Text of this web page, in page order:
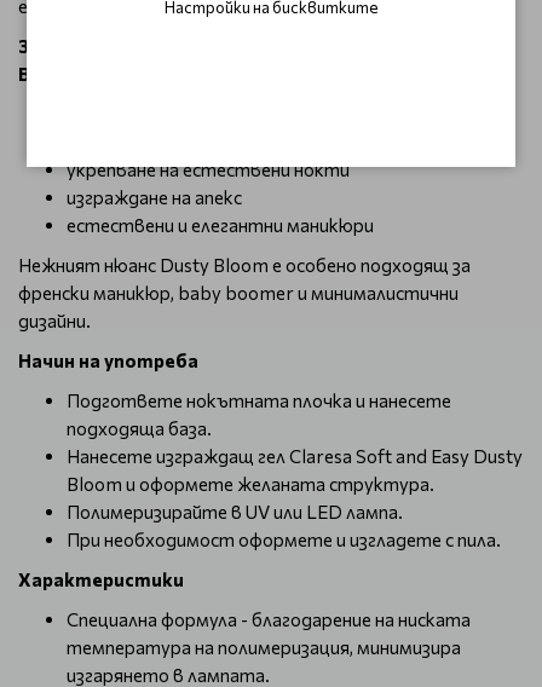
естествен вид на маникюра.
За какво е подходящ Claresa Soft and Easy Dusty
Bloom е отличен избор за:
укрепване на естествени нокти
изграждане на апекс
естествени и елегантни маникюри
Нежният нюанс Dusty Bloom е особено подходящ за
френски маникюр, baby boomer и минималистични
дизайни.
Начин на употреба
Подгответе нокътната плочка и нанесете
подходяща база.
Нанесете изграждащ гел Claresa Soft and Easy Dusty
Bloom и оформете желаната структура.
Полимеризирайте в UV или LED лампа.
При необходимост оформете и изгладете с пила.
Характеристики
Специална формула - благодарение на ниската
температура на полимеризация, минимизира
изгарянето в лампата.
Настройки на бисквитките